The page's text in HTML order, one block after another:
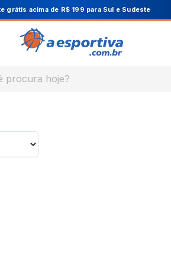
grátis acima de R$ 199 para Sul e Sudeste
procura hoje?